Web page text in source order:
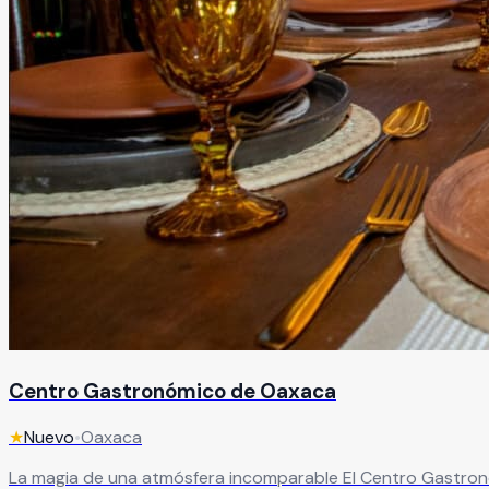
Centro Gastronómico de Oaxaca
★Nuevo•Oaxaca
La magia de una atmósfera incomparable El Centro